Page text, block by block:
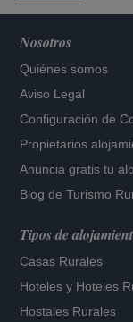
Nosotros
Quiénes somos
Aviso Legal
Configuración de
Propietarios
Anuncia gratis tu
Blog de Turismo
Tipos de
Casas Rurales
Hoteles y Hoteles
Hostales Rurales